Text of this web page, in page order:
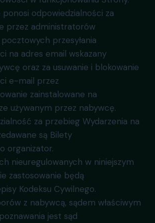
ponosi odpowiedzialności za
przez administratorów
przesyłania
na adres email wskazany
oraz za usuwanie i blokowanie
e-mail przez
zainstalowane na
używanym przez nabywcę.
za przebieg Wydarzenia na
są Bilety
organizator.
nieuregulowanych w niniejszym
zastosowanie będą
Kodeksu Cywilnego.
z nabywcą, sądem właściwym
jest sąd